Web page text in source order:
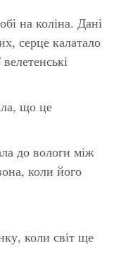
на коліна. Дані
серце калатало
що це
до вологи між
коли його
коли світ ще